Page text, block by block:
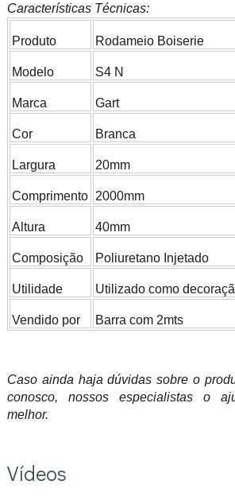
Características Técnicas:
Produto Rodameio Boiserie
Modelo S4 N
Marca Gart
Cor Branca
Largura 20mm
Comprimento 2000mm
Altura 40mm
Composição Poliuretano Injetado
Utilidade Utilizado como
Vendido por Barra com 2mts
Caso ainda haja dúvidas sobre o
conosco, nossos especialistas o
melhor.
Vídeos